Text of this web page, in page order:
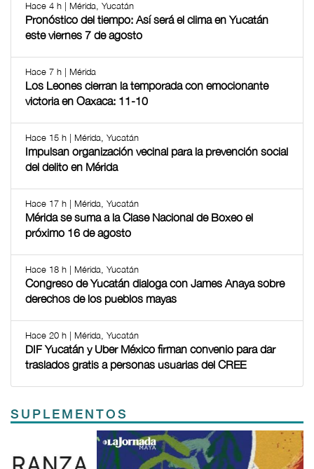
Hace 4 h | Mérida, Yucatán
Pronóstico del tiempo: Así será el clima en Yucatán
este viernes 7 de agosto
Hace 7 h | Mérida
Los Leones cierran la temporada con emocionante
victoria en Oaxaca: 11-10
Hace 15 h | Mérida, Yucatán
Impulsan organización vecinal para la prevención social
del delito en Mérida
Hace 17 h | Mérida, Yucatán
Mérida se suma a la Clase Nacional de Boxeo el
próximo 16 de agosto
Hace 18 h | Mérida, Yucatán
Congreso de Yucatán dialoga con James Anaya sobre
derechos de los pueblos mayas
Hace 20 h | Mérida, Yucatán
DIF Yucatán y Uber México firman convenio para dar
traslados gratis a personas usuarias del CREE
SUPLEMENTOS